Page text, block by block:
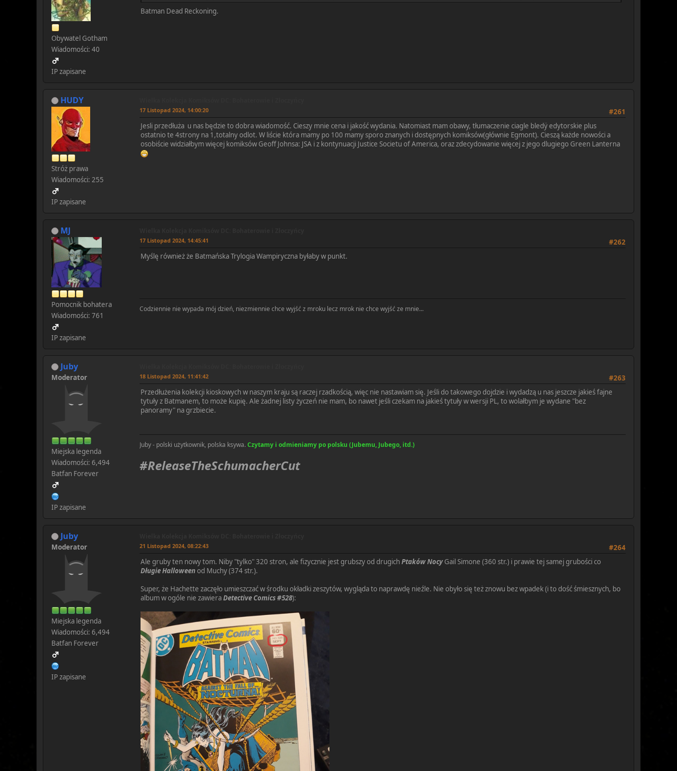
Obywatel Gotham
Wiadomości: 40
IP zapisane
Batman Dead Reckoning.
HUDY
Stróż prawa
Wiadomości: 255
IP zapisane
#261
17 Listopad 2024, 14:00:20
Jesli przedłuża u nas będzie to dobra wiadomość. Cieszy mnie cena i jakość wydania. Natomiast mam obawy, tłumaczenie ciagle bledÿ edytorskie plus
ostatnio te 4strony na 1,totalny odlot. W liście która mamy po 100 mamy sporo znanych i dostępnych komiksów(głównie Egmont). Cieszą każde nowości a
osobiście widziałbym więcej komiksów Geoff Johnsa: JSA i z kontynuacji Justice Societu of America, oraz zdecydowanie więcej z jego dlugiego Green Lanterna
MJ
Pomocnik bohatera
Wiadomości: 761
IP zapisane
#262
17 Listopad 2024, 14:45:41
Myślę również że Batmańska Trylogia Wampiryczna byłaby w punkt.
Codziennie nie wypada mój dzień, niezmiennie chce wyjść z mroku lecz mrok nie chce wyjść ze mnie...
Juby
Moderator
Miejska legenda
Wiadomości: 6,494
Batfan Forever
IP zapisane
#263
18 Listopad 2024, 11:41:42
Przedłużenia kolekcji kioskowych w naszym kraju są raczej rzadkością, więc nie nastawiam się. Jeśli do takowego dojdzie i wydadzą u nas jeszcze jakieś fajne
tytuły z Batmanem, to może kupię. Ale żadnej listy życzeń nie mam, bo nawet jeśli czekam na jakieś tytuły w wersji PL, to wolałbym je wydane "bez
panoramy" na grzbiecie.
Juby - polski użytkownik, polska ksywa.Czytamy i odmieniamy po polsku (Jubemu, Jubego, itd.)
#ReleaseTheSchumacherCut
Juby
Moderator
Miejska legenda
Wiadomości: 6,494
Batfan Forever
IP zapisane
#264
21 Listopad 2024, 08:22:43
Ale gruby ten nowy tom. Niby "tylko" 320 stron, ale fizycznie jest grubszy od drugich Ptaków NocyGail Simone (360 str.) i prawie tej samej grubości co
Długie Halloweenod Muchy (374 str.).
Super, że Hachette zaczęło umieszczać w środku okładki zeszytów, wygląda to naprawdę nieźle. Nie obyło się też znowu bez wpadek (i to dość śmiesznych, bo
album w ogóle nie zawieraDetective Comics #528):